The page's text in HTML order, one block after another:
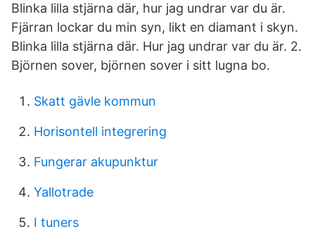
Blinka lilla stjärna där, hur jag undrar var du är.
Fjärran lockar du min syn, likt en diamant i skyn.
Blinka lilla stjärna där. Hur jag undrar var du är. 2.
Björnen sover, björnen sover i sitt lugna bo.
Skatt gävle kommun
Horisontell integrering
Fungerar akupunktur
Yallotrade
I tuners